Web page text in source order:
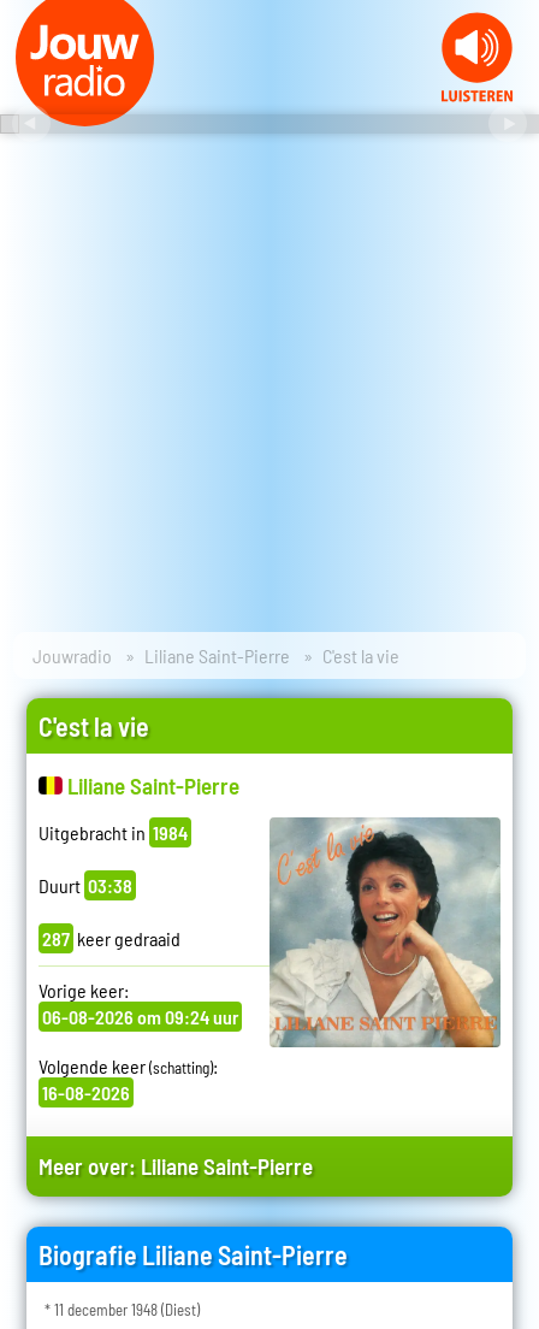
Jouwradio Liliane Saint-Pierre C'est la vie
C'est la vie
Liliane Saint-Pierre
Uitgebracht in 1984
Duurt 03:38
287 keer gedraaid
Vorige keer:
06-08-2026 om 09:24 uur
Volgende keer(schatting):
16-08-2026
Meer over: Liliane Saint-Pierre
Biografie Liliane Saint-Pierre
* 11 december 1948 (Diest)